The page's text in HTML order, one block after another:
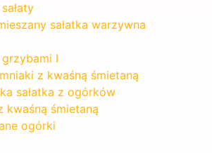
sałatka warzywna
grzybami I
z kwaśną śmietaną
sałatka z ogórków
kwaśną śmietaną
ogórki